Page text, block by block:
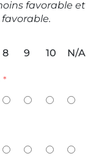
favorable et
8 9 10 N/A